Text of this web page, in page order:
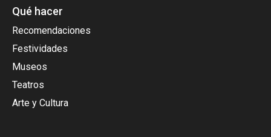
Qué hacer
Recomendaciones
Festividades
Museos
Teatros
Arte y Cultura